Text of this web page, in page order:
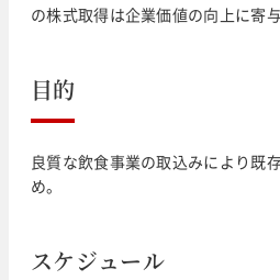
の株式取得は企業価値の向上に寄
目的
良質な飲食事業の取込みにより既
め。
スケジュール